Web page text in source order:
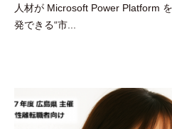
豪
人材が Microsoft Power Platform
発できる“市...